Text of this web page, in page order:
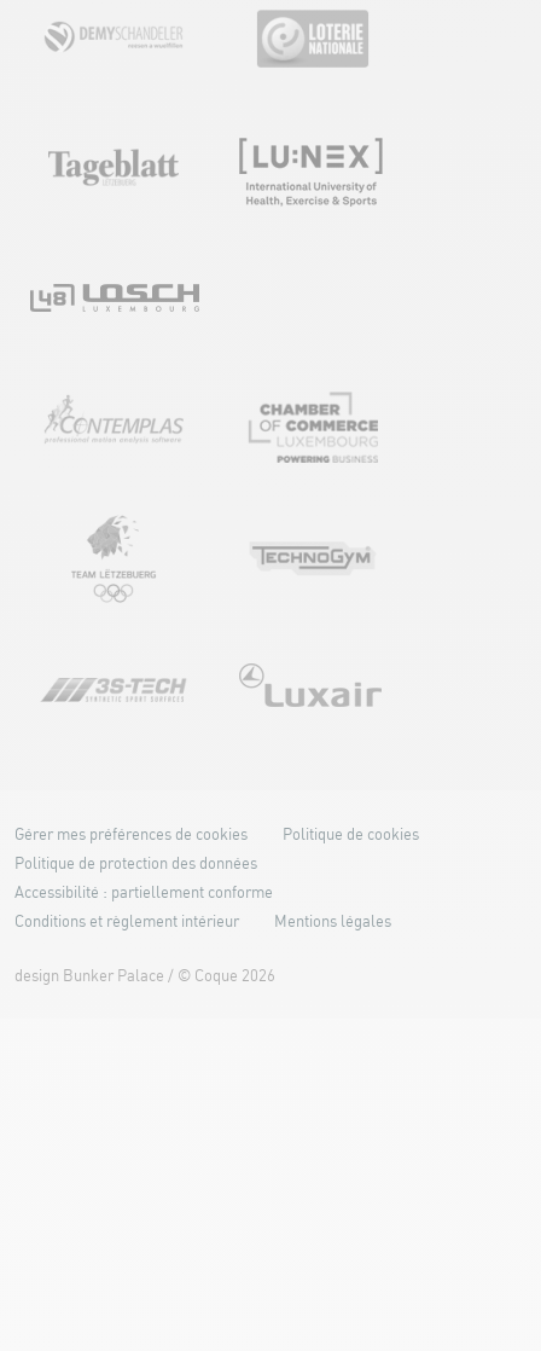
Gérer mes préférences de cookies
Politique de cookies
Politique de protection des données
Accessibilité : partiellement conforme
Conditions et règlement intérieur
Mentions légales
design Bunker Palace / © Coque 2026